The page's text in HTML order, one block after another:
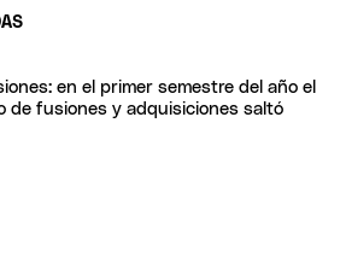
en el primer semestre del año el
de fusiones y adquisiciones saltó